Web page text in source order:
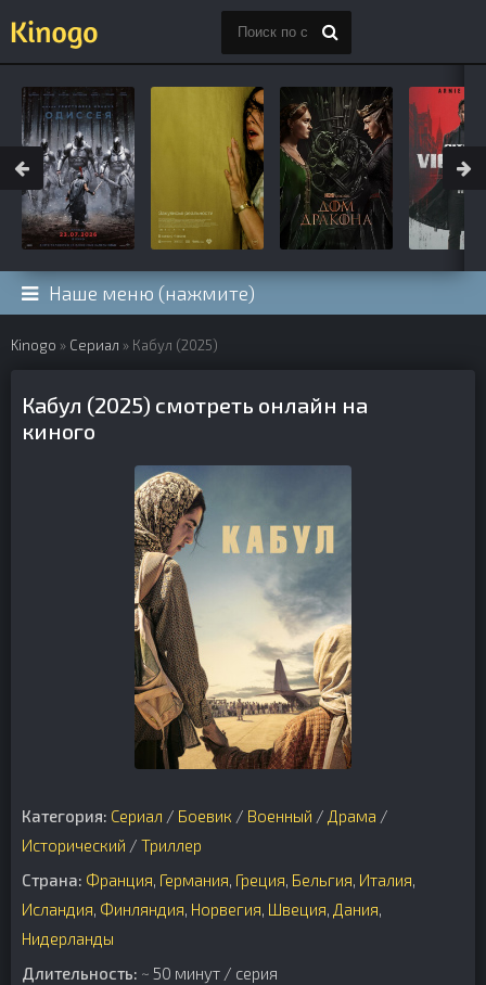
Наше меню (нажмите)
Kinogo » Сериал » Кабул (2025)
Кабул (2025) смотреть онлайн на
киного
Категория: Сериал / Боевик / Военный / Драма /
Исторический / Триллер
Страна: Франция, Германия, Греция, Бельгия, Италия,
Исландия, Финляндия, Норвегия, Швеция, Дания,
Нидерланды
Длительность: ~ 50 минут / серия